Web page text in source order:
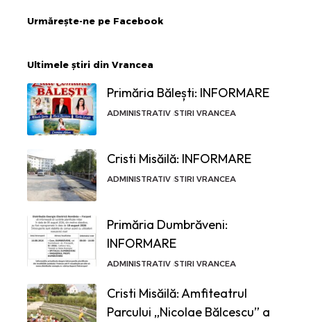
Urmărește-ne pe Facebook
Ultimele știri din Vrancea
Primăria Bălești: INFORMARE
ADMINISTRATIV STIRI VRANCEA
Cristi Misăilă: INFORMARE
ADMINISTRATIV STIRI VRANCEA
Primăria Dumbrăveni:
INFORMARE
ADMINISTRATIV STIRI VRANCEA
Cristi Misăilă: Amfiteatrul
Parcului „Nicolae Bălcescu” a